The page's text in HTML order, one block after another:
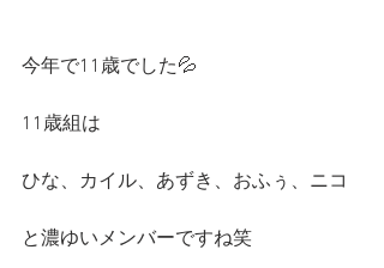
今年で11歳でした💦
11歳組は
ひな、カイル、あずき、おふぅ、ニコ
と濃ゆいメンバーですね笑